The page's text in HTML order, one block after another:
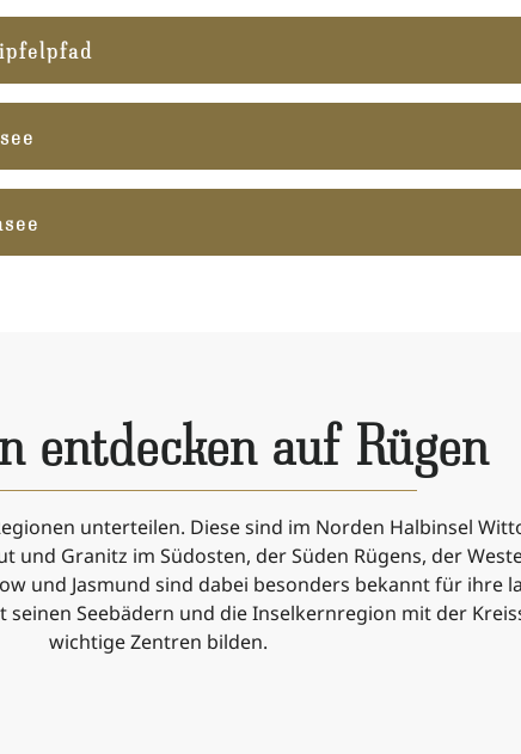
entdecken auf Rügen
unterteilen. Diese sind im Norden Halbinsel
und Granitz im Südosten, der Süden Rügens, der
und Jasmund sind dabei besonders bekannt für ihre
Seebädern und die Inselkernregion mit der
wichtige Zentren bilden.